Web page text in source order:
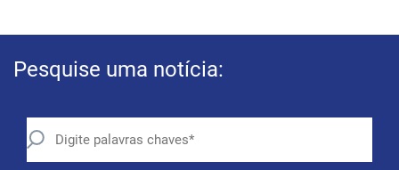
Pesquise uma notícia: